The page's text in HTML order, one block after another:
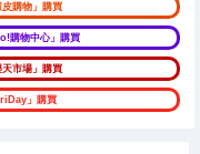
皮購物」購買
購物中心」購買
天市場」購買
」購買